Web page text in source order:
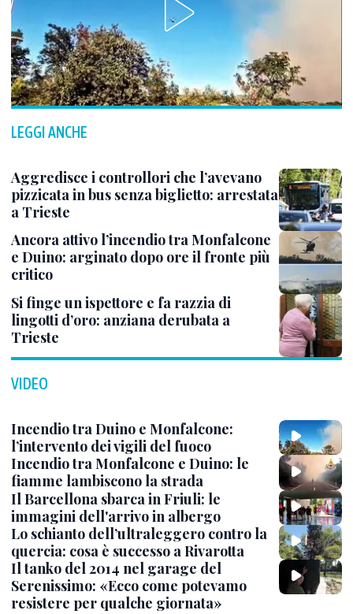
LEGGI ANCHE
Aggredisce i controllori che l’avevano
pizzicata in bus senza biglietto: arrestata
a Trieste
Ancora attivo l’incendio tra Monfalcone
e Duino: arginato dopo ore il fronte più
critico
Si finge un ispettore e fa razzia di
lingotti d’oro: anziana derubata a
Trieste
VIDEO
Incendio tra Duino e Monfalcone:
l’intervento dei vigili del fuoco
Incendio tra Monfalcone e Duino: le
fiamme lambiscono la strada
Il Barcellona sbarca in Friuli: le
immagini dell'arrivo in albergo
Lo schianto dell’ultraleggero contro la
quercia: cosa è successo a Rivarotta
Il tanko del 2014 nel garage del
Serenissimo: «Ecco come potevamo
resistere per qualche giornata»